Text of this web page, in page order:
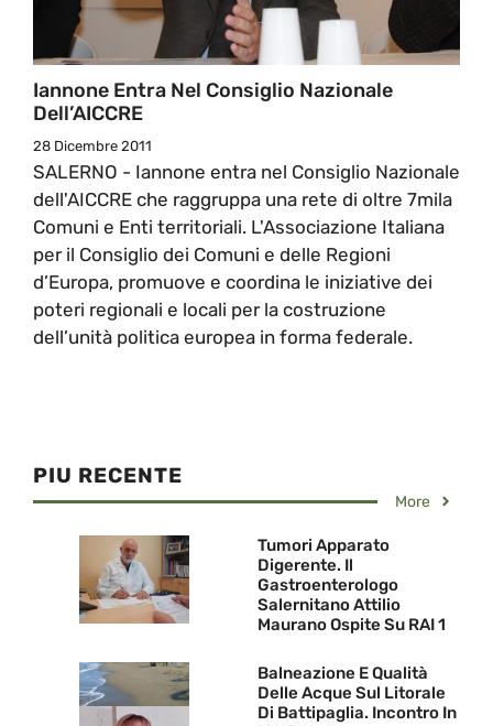
Iannone Entra Nel Consiglio Nazionale
Dell’AICCRE
28 Dicembre 2011
SALERNO - Iannone entra nel Consiglio Nazionale
dell'AICCRE che raggruppa una rete di oltre 7mila
Comuni e Enti territoriali. L'Associazione Italiana
per il Consiglio dei Comuni e delle Regioni
d’Europa, promuove e coordina le iniziative dei
poteri regionali e locali per la costruzione
dell’unità politica europea in forma federale.
PIU RECENTE
More
Tumori Apparato
Digerente. Il
Gastroenterologo
Salernitano Attilio
Maurano Ospite Su RAI 1
Balneazione E Qualità
Delle Acque Sul Litorale
Di Battipaglia. Incontro In